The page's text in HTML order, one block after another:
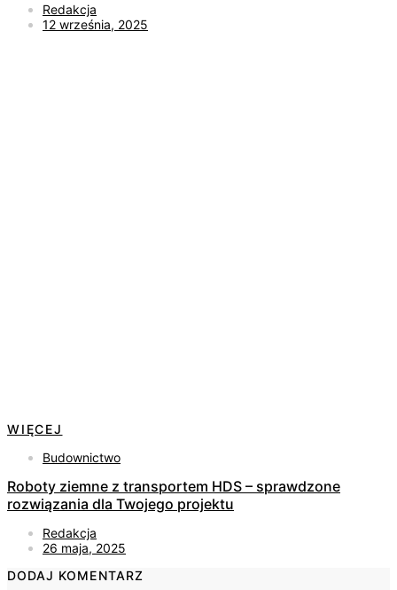
Redakcja
12 września, 2025
WIĘCEJ
Budownictwo
Roboty ziemne z transportem HDS – sprawdzone
rozwiązania dla Twojego projektu
Redakcja
26 maja, 2025
DODAJ KOMENTARZ